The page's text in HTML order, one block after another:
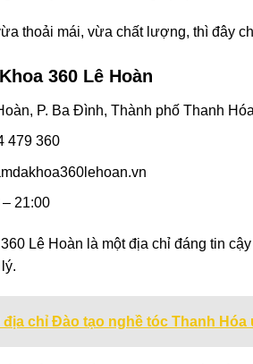
thoải mái, vừa chất lượng, thì đây
360 Lê Hoàn
P. Ba Đình, Thành phố Thanh
479 360
21:00
Lê Hoàn là một địa chỉ đáng tin
địa chỉ Đào tạo nghề tóc Thanh Hóa